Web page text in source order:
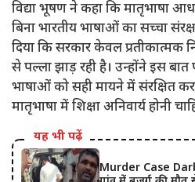
विद्या भूषण ने कहा कि मातृभाषा
बिना भारतीय भाषाओं का सच्चा
दिया कि सरकार केवल प्रतीकात्मक
से पल्ला झाड़ रही है। उन्होंने इस बात
भाषाओं को सही मायने में संरक्षित
मातृभाषा में शिक्षा अनिवार्य होनी
यह भी पढ़ें
Murder Case